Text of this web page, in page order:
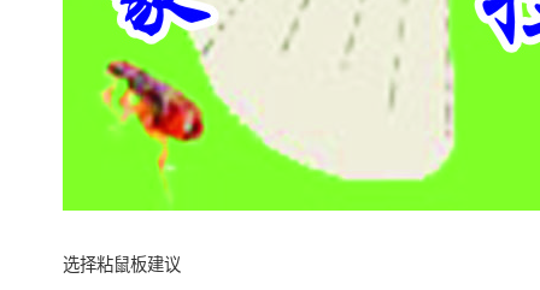
选择粘鼠板建议